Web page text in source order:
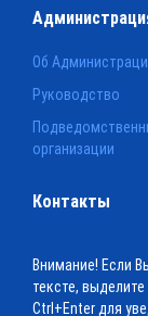
Об
Руководство
организации
Контакты
Внимание! Если
тексте,
Ctrl+Enter для